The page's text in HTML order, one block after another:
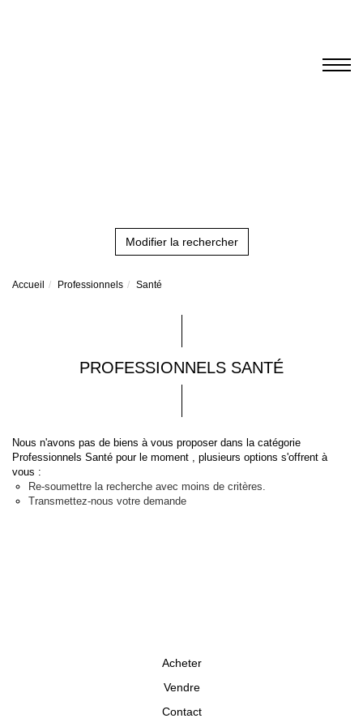
Modifier la rechercher
Accueil Professionnels Santé
PROFESSIONNELS SANTÉ
Nous n'avons pas de biens à vous proposer dans la catégorie
Professionnels Santé pour le moment , plusieurs options s'offrent à
vous :
Re-soumettre la recherche avec moins de critères.
Transmettez-nous votre demande
Acheter
Vendre
Contact